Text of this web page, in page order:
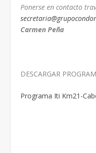
Ponerse en contacto
Carmen Peña
DESCARGAR
Programa Iti Km21-